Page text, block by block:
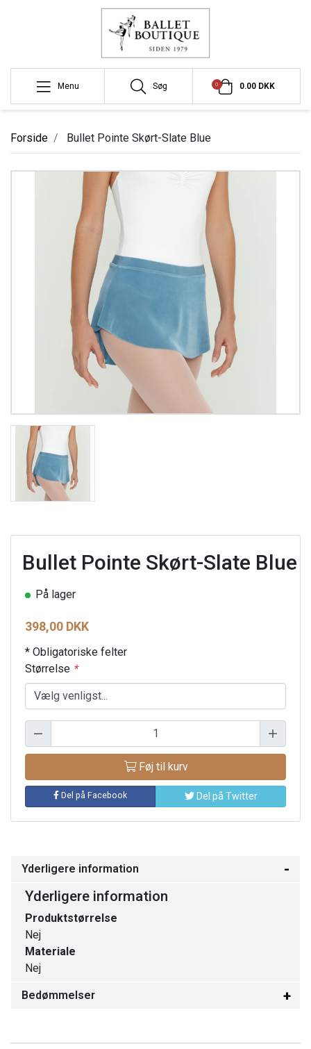
Menu Søg 0 0.00 DKK
Forside Bullet Pointe Skørt-Slate Blue
Bullet Pointe Skørt-Slate Blue
På lager
398,00 DKK
* Obligatoriske felter
Størrelse *
Føj til kurv
Del på Facebook Del på Twitter
Yderligere information
Yderligere information
Produktstørrelse
Nej
Materiale
Nej
Bedømmelser